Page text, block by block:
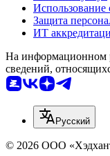
Использование
Защита
ИТ
На информационном
сведений,
Русский
© 2026 ООО